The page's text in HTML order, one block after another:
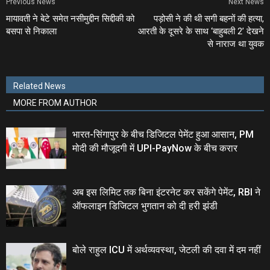
Previous News
मायावती ने बेटे समेत नसीमुद्दीन सिद्दीकी को
बसपा से निकाला
Next News
पड़ोसी ने की थी सगी बहनों की हत्‍या,
आरती के दूसरे के साथ ‘बाहुबली 2’ देखने
से नाराज था युवक
Related News
MORE FROM AUTHOR
भारत-सिंगापुर के बीच डिजिटल पेमेंट हुआ आसान, PM
मोदी की मौजूदगी में UPI-PayNow के बीच करार
अब इस लिमिट तक बिना इंटरनेट कर सकेंगे पेमेंट, RBI ने
ऑफलाइन डिजिटल भुगतान को दी हरी झंडी
बोले राहुल ICU में अर्थव्‍यवस्‍था, जेटली की दवा में दम नहीं